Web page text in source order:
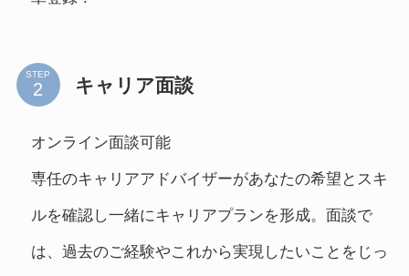
STEP キャリア面談
オンライン面談可能
専任のキャリアアドバイザーがあなたの希望とスキ
ルを確認し一緒にキャリアプランを形成。面談で
は、過去のご経験やこれから実現したいことをじっ